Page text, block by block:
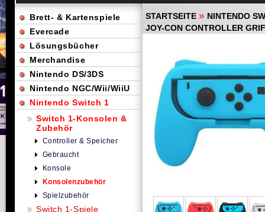
STARTSEITE » NINTENDO
JOY-CON CONTROLLER
Brett- & Kartenspiele
Evercade
Lösungsbücher
Merchandise
Nintendo DS/3DS
Nintendo NGC/Wii/WiiU
Nintendo Switch 1
Switch 1-Konsolen &
Zubehör
Controller & Speicher
Gebraucht
Konsole
Konsolenzubehör
Spielzubehör
Switch 1-Spiele